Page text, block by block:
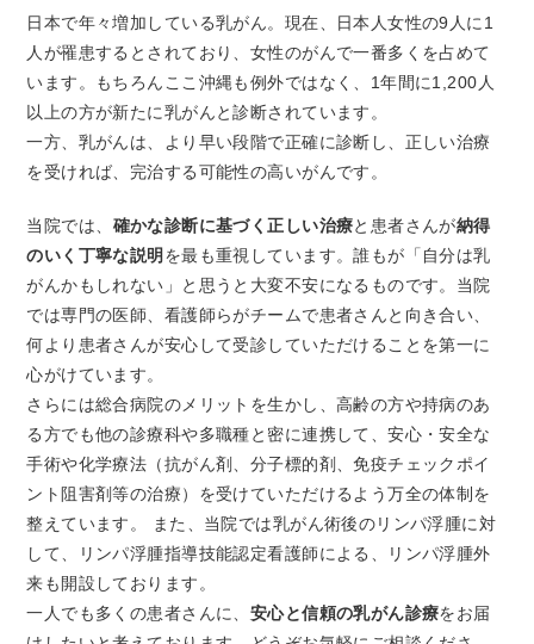
いて
宗教的理
輸血を拒
否される
患者様へ
敷地内禁
て
臨床研究
情報の公
開につい
て（オプ
トアウ
ト）
保険外負
科
形成外科
脳神経外
科
腎・泌尿
器外科
心臓血管
耳鼻咽喉
科
歯科口腔
外科
放射線科
臨床検査
科
病理診断
科
緩和ケア 麻酔科
日本で年々増加している乳がん。現在、日本人女性の9人に1
人が罹患するとされており、女性のがんで一番多くを占めて
います。もちろんここ沖縄も例外ではなく、1年間に1,200人
以上の方が新たに乳がんと診断されています。
一方、乳がんは、より早い段階で正確に診断し、正しい治療
を受ければ、完治する可能性の高いがんです。
当院では、 確かな診断に基づく正しい治療と患者さんが納得
のいく丁寧な説明 を最も重視しています。誰もが「自分は乳
がんかもしれない」と思うと大変不安になるものです。当院
では専門の医師、看護師らがチームで患者さんと向き合い、
何より患者さんが安心して受診していただけることを第一に
心がけています。
さらには総合病院のメリットを生かし、高齢の方や持病のあ
る方でも他の診療科や多職種と密に連携して、安心・安全な
手術や化学療法（抗がん剤、分子標的剤、免疫チェックポイ
ント阻害剤等の治療）を受けていただけるよう万全の体制を
整えています。 また、当院では乳がん術後のリンパ浮腫に対
して、リンパ浮腫指導技能認定看護師による、リンパ浮腫外
来も開設しております。
一人でも多くの患者さんに、 安心と信頼の乳がん診療をお届